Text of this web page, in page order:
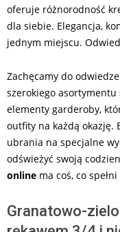
oferuje różnorodność
dla siebie. Elegancja,
jednym miejscu.
Zachęcamy do
szerokiego asortymentu
elementy garderoby,
outfity na każdą okazję.
ubrania na specjalne
odświeżyć swoją
online ma coś, co
Granatowo-